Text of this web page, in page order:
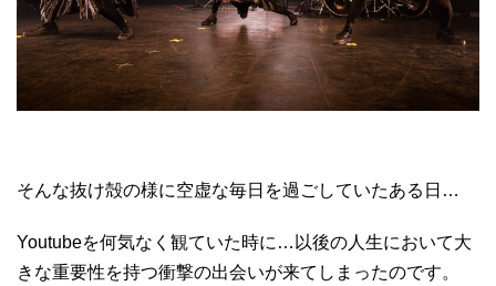
そんな抜け殻の様に空虚な毎日を過ごしていたある日…
Youtubeを何気なく観ていた時に…以後の人生において大
きな重要性を持つ衝撃の出会いが来てしまったのです。